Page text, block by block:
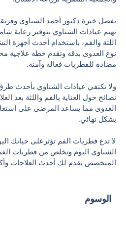
بفضل خبرة دكتور أحمد الشناوي
تهتم عيادات الشناوي بتوفير رعاية
اللثة والفم، باستخدام أحدث أجهزة
نوع العدوى بدقة وتقدم خطة علاجية
مضادة للفطريات فعالة وآمنة.
ولا تكتفي عيادات الشناوي بأحدث
نصائح حول العناية بالفم واللثة بعد
العدوى مما يساعد المرضى على
بشكل نهائي.
لا تدع فطريات الفم تؤثرعلى حياتك
الشناوي اليوم وتخلص من فطريات الفم
المتخصص يقدم لك أحدث العلاجات
الوسوم